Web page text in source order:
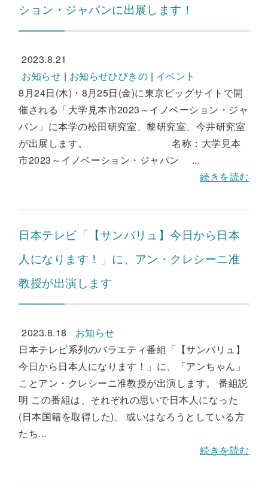
ション・ジャパンに出展します！
2023.8.21
お知らせ | お知らせひびきの | イベント
8月24日(木)・8月25日(金)に東京ビッグサイトで開
催される「大学見本市2023～イノベーション・ジャ
パン」に本学の松田研究室、黎研究室、今井研究室
が出展します。 名称：大学見本
市2023～イノベーション・ジャパン ...
続きを読む
日本テレビ「【サンバリュ】今日から日本
人になります！」に、アン・クレシーニ准
教授が出演します
2023.8.18
お知らせ
日本テレビ系列のバラエティ番組「【サンバリュ】
今日から日本人になります！」に、「アンちゃん」
ことアン・クレシーニ准教授が出演します。 番組説
明 この番組は、それぞれの思いで日本人になった
(日本国籍を取得した)、 或いはなろうとしている方
たち...
続きを読む